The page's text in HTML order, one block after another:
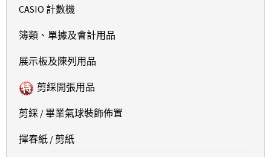
CASIO 計數機
簿類、單據及會計用品
展示板及陳列用品
剪綵開張用品
剪綵 / 畢業氣球裝飾佈置
揮春紙 / 剪紙